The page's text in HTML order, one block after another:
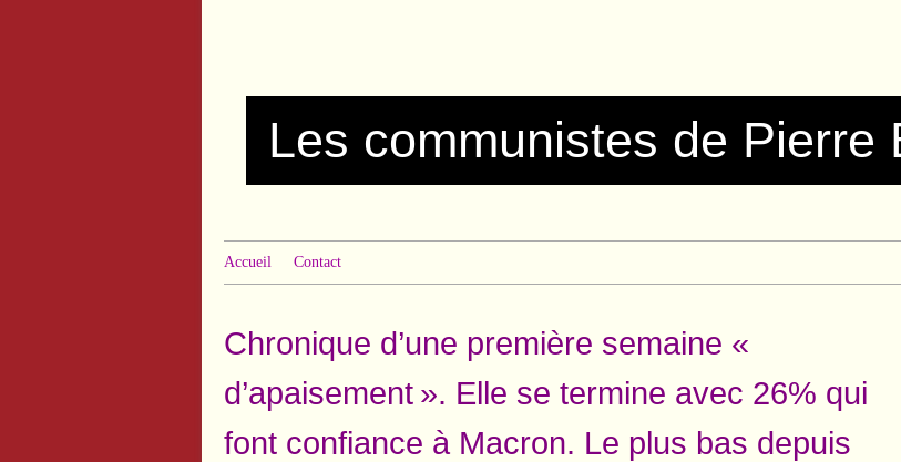
Accueil Contact
Chronique d’une première semaine «
d’apaisement ». Elle se termine avec 26% qui
font confiance à Macron. Le plus bas depuis